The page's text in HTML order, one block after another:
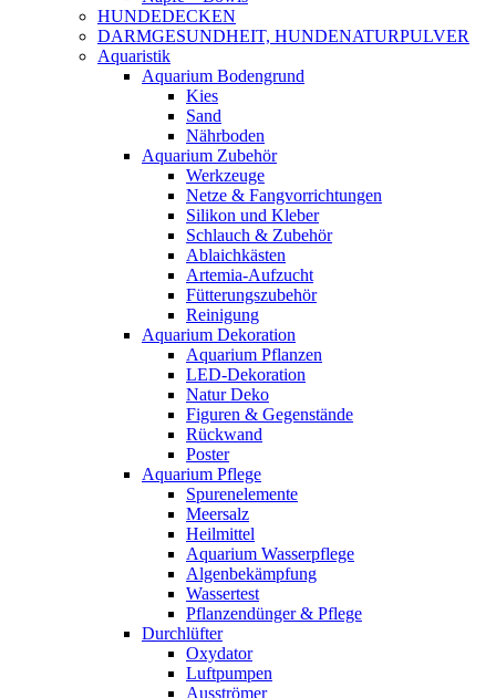
HUNDEDECKEN
DARMGESUNDHEIT, HUNDENATURPULVER
Aquaristik
Aquarium Bodengrund
Kies
Sand
Nährboden
Aquarium Zubehör
Werkzeuge
Netze & Fangvorrichtungen
Silikon und Kleber
Schlauch & Zubehör
Ablaichkästen
Artemia-Aufzucht
Fütterungszubehör
Reinigung
Aquarium Dekoration
Aquarium Pflanzen
LED-Dekoration
Natur Deko
Figuren & Gegenstände
Rückwand
Poster
Aquarium Pflege
Spurenelemente
Meersalz
Heilmittel
Aquarium Wasserpflege
Algenbekämpfung
Wassertest
Pflanzendünger & Pflege
Durchlüfter
Oxydator
Luftpumpen
Ausströmer